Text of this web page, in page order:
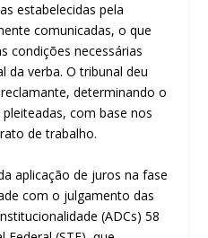
estabelecidas pela
comunicadas, o que
condições necessárias
da verba. O tribunal deu
determinando o
com base nos
de trabalho.
aplicação de juros na fase
com o julgamento das
(ADCs) 58